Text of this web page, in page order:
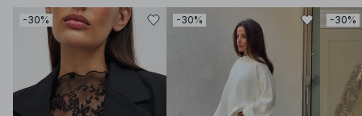
-30% -30% -30%